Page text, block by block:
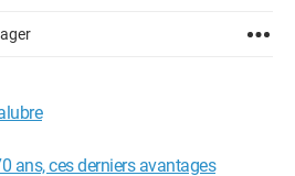
ans, ces derniers avantages